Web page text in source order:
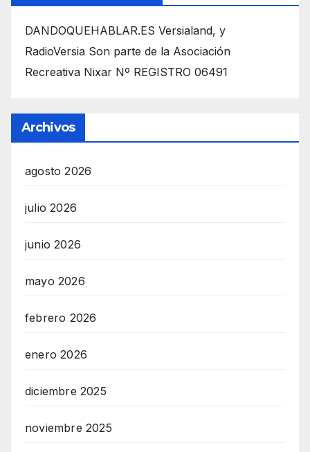
DANDOQUEHABLAR.ES Versialand, y
RadioVersia Son parte de la Asociación
Recreativa Nixar Nº REGISTRO 06491
Archivos
agosto 2026
julio 2026
junio 2026
mayo 2026
febrero 2026
enero 2026
diciembre 2025
noviembre 2025